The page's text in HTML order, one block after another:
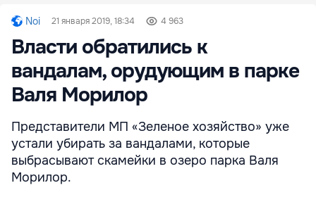
Noi 21 января 2019, 18:34 4 963
Власти обратились к
вандалам, орудующим в парке
Валя Морилор
Представители МП «Зеленое хозяйство» уже
устали убирать за вандалами, которые
выбрасывают скамейки в озеро парка Валя
Морилор.